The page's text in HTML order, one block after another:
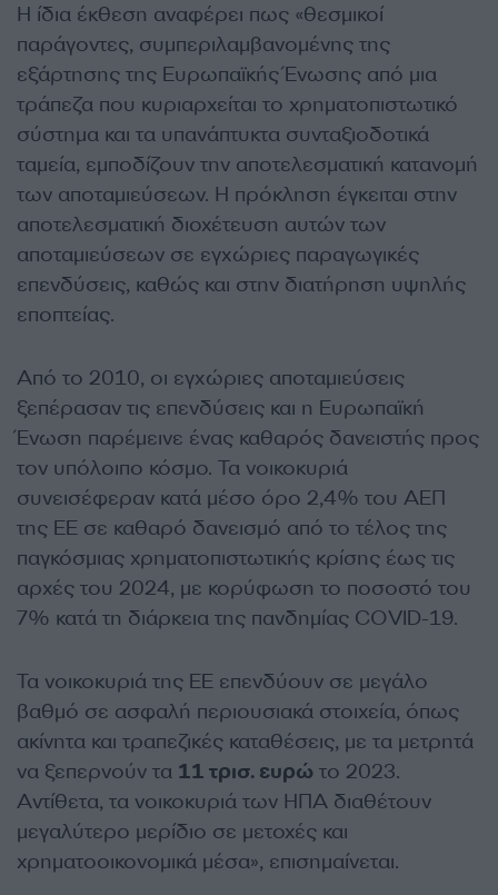
Η ίδια έκθεση αναφέρει πως «θεσμικοί
παράγοντες, συμπεριλαμβανομένης της
εξάρτησης της Ευρωπαϊκής Ένωσης από μια
τράπεζα που κυριαρχείται το χρηματοπιστωτικό
σύστημα και τα υπανάπτυκτα συνταξιοδοτικά
ταμεία, εμποδίζουν την αποτελεσματική κατανομή
των αποταμιεύσεων. Η πρόκληση έγκειται στην
αποτελεσματική διοχέτευση αυτών των
αποταμιεύσεων σε εγχώριες παραγωγικές
επενδύσεις, καθώς και στην διατήρηση υψηλής
εποπτείας.
Από το 2010, οι εγχώριες αποταμιεύσεις
ξεπέρασαν τις επενδύσεις και η Ευρωπαϊκή
Ένωση παρέμεινε ένας καθαρός δανειστής προς
τον υπόλοιπο κόσμο. Τα νοικοκυριά
συνεισέφεραν κατά μέσο όρο 2,4% του ΑΕΠ
της ΕΕ σε καθαρό δανεισμό από το τέλος της
παγκόσμιας χρηματοπιστωτικής κρίσης έως τις
αρχές του 2024, με κορύφωση το ποσοστό του
7% κατά τη διάρκεια της πανδημίας COVID-19.
Τα νοικοκυριά της ΕΕ επενδύουν σε μεγάλο
βαθμό σε ασφαλή περιουσιακά στοιχεία, όπως
ακίνητα και τραπεζικές καταθέσεις, με τα μετρητά
να ξεπερνούν τα 11 τρισ. ευρώ το 2023.
Αντίθετα, τα νοικοκυριά των ΗΠΑ διαθέτουν
μεγαλύτερο μερίδιο σε μετοχές και
χρηματοοικονομικά μέσα», επισημαίνεται.